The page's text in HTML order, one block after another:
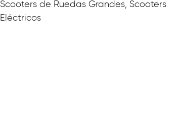
Scooters de Ruedas Grandes, Scooters
Eléctricos